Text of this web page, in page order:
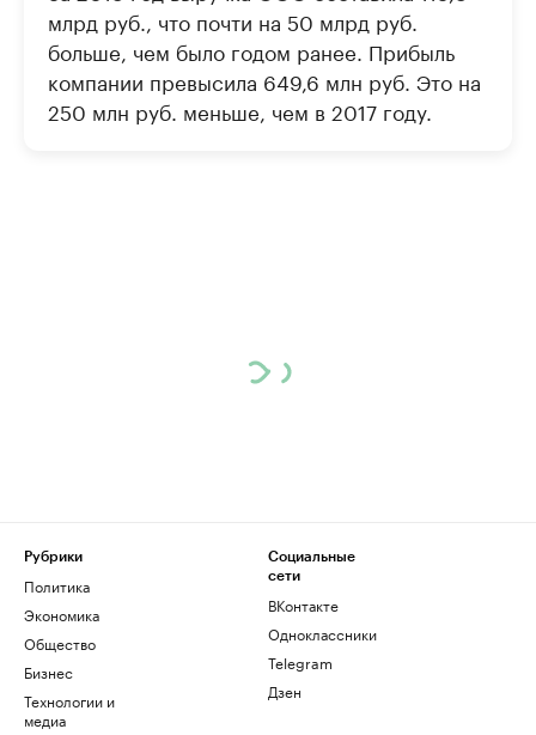
млрд руб., что почти на 50 млрд руб.
больше, чем было годом ранее. Прибыль
компании превысила 649,6 млн руб. Это на
250 млн руб. меньше, чем в 2017 году.
Рубрики
Политика
Экономика
Общество
Бизнес
Технологии и
медиа
Социальные
сети
ВКонтакте
Одноклассники
Telegram
Дзен